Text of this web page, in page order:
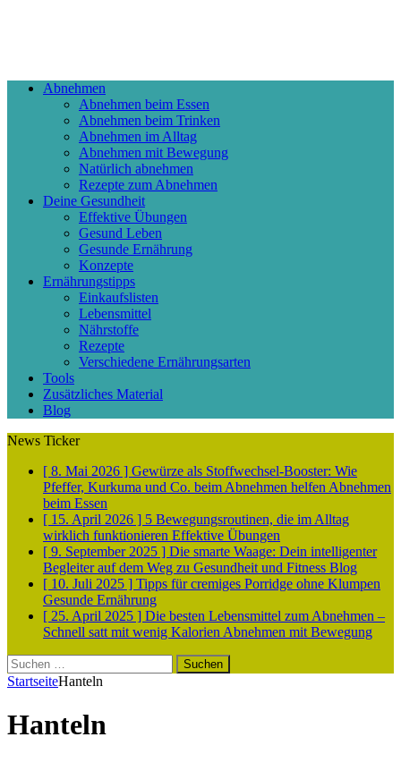
Abnehmen
Abnehmen beim Essen
Abnehmen beim Trinken
Abnehmen im Alltag
Abnehmen mit Bewegung
Natürlich abnehmen
Rezepte zum Abnehmen
Deine Gesundheit
Effektive Übungen
Gesund Leben
Gesunde Ernährung
Konzepte
Ernährungstipps
Einkaufslisten
Lebensmittel
Nährstoffe
Rezepte
Verschiedene Ernährungsarten
Tools
Zusätzliches Material
Blog
News Ticker
[ 8. Mai 2026 ] Gewürze als Stoffwechsel-Booster: Wie
Pfeffer, Kurkuma und Co. beim Abnehmen helfen Abnehmen
beim Essen
[ 15. April 2026 ] 5 Bewegungsroutinen, die im Alltag
wirklich funktionieren Effektive Übungen
[ 9. September 2025 ] Die smarte Waage: Dein intelligenter
Begleiter auf dem Weg zu Gesundheit und Fitness Blog
[ 10. Juli 2025 ] Tipps für cremiges Porridge ohne Klumpen
Gesunde Ernährung
[ 25. April 2025 ] Die besten Lebensmittel zum Abnehmen –
Schnell satt mit wenig Kalorien Abnehmen mit Bewegung
Suchen
nach:
StartseiteHanteln
Hanteln